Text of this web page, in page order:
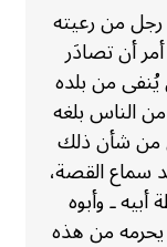
رجل من رعیته
أن تصادَر
يُنفى من بلده
الناس بلغه
من شأن ذلك
سماع القصة،
ـ وأبوه
من هذه